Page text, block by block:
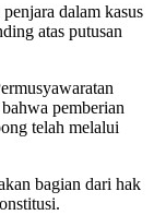
dalam kasus
atas putusan
pemberian
telah melalui
bagian dari hak